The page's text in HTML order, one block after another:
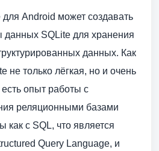
Android может создавать
данных SQLite для хранения
данных. Как
не только лёгкая, но и очень
опыт работы с
реляционными базами
с SQL, что является
Query Language, и